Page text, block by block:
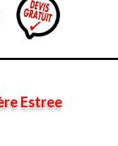
Estree